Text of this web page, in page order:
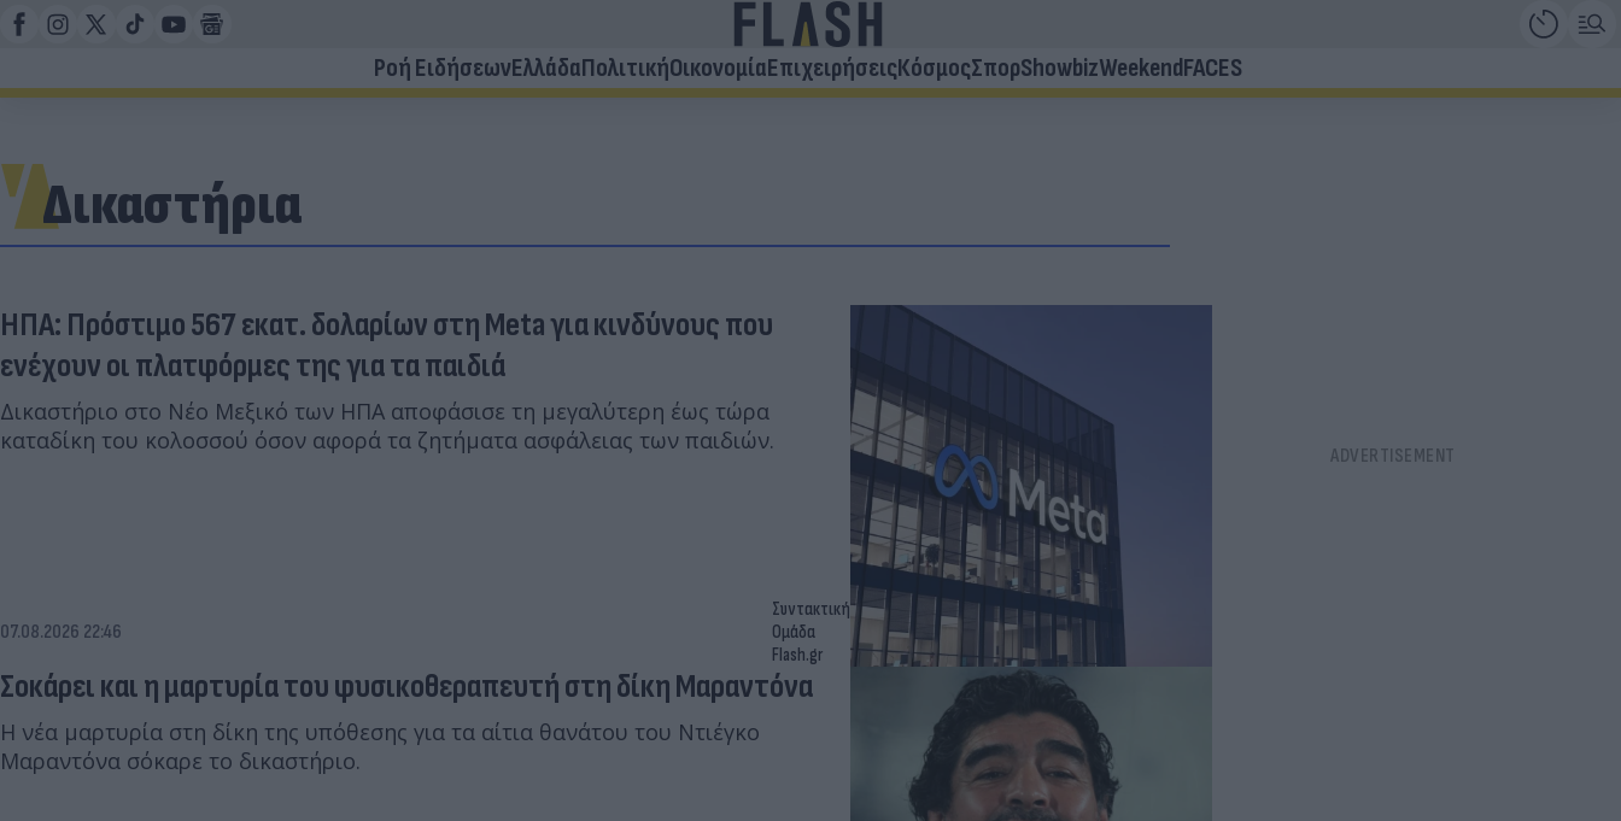
Ροή ΕιδήσεωνΕλλάδαΠολιτικήΟικονομίαΕπιχειρήσειςΚόσμοςΣπορShowbizWeekendFACES
Δικαστήρια
ΗΠΑ: Πρόστιμο 567 εκατ. δολαρίων στη Meta για κινδύνους που
ενέχουν οι πλατφόρμες της για τα παιδιά
Δικαστήριο στο Νέο Μεξικό των ΗΠΑ αποφάσισε τη μεγαλύτερη έως τώρα
καταδίκη του κολοσσού όσον αφορά τα ζητήματα ασφάλειας των παιδιών.
07.08.2026 22:46
Συντακτική
Ομάδα
Flash.gr
Σοκάρει και η μαρτυρία του φυσικοθεραπευτή στη δίκη Μαραντόνα
Η νέα μαρτυρία στη δίκη της υπόθεσης για τα αίτια θανάτου του Ντιέγκο
Μαραντόνα σόκαρε το δικαστήριο.